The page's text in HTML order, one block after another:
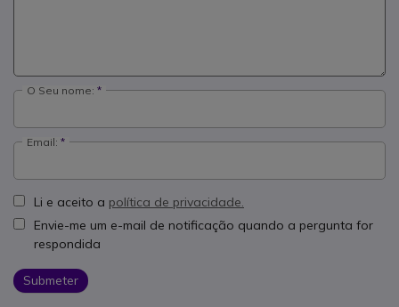
O Seu nome:
Email:
Li e aceito a política de privacidade.
Envie-me um e-mail de notificação quando a pergunta for
respondida
Submeter